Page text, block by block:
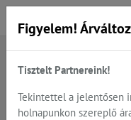
Főoldal Termékek
UNOX - látványsütők,
UNOX - látvány sütők
Figyelem!
Tisztelt Partnereink!
Tekintettel a jelentősen
holnapunkon szereplő